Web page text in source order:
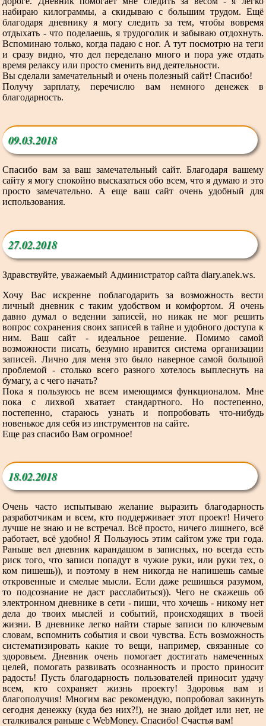
набираю килограммы, а скидываю с большим трудом. Ещё
благодаря дневнику я могу следить за тем, чтобы вовремя
отдыхать - что поделаешь, я трудоголик и забываю отдохнуть.
Вспоминаю только, когда падаю с ног. А тут посмотрю на теги
и сразу видно, что дел переделано много и пора уже отдать
время релаксу или просто сменить вид деятельности.
Вы сделали замечательный и очень полезный сайт! Спасибо!
Получу зарплату, перечислю вам немного денежек в
благодарность.
09.03.2018
Спасибо вам за ваш замечательный сайт. Благодаря вашему
сайту я могу спокойно высказаться обо всем, что я думаю и это
просто замечательно. А еще ваш сайт очень удобный для
использования.
27.02.2018
Здравствуйте, уважаемый Администратор сайта diary.anek.ws.
Хочу Вас искренне поблагодарить за возможность вести
личный дневник с таким удобством и комфортом. Я очень
давно думал о ведении записей, но никак не мог решить
вопрос сохранения своих записей в тайне и удобного доступа к
ним. Ваш сайт - идеальное решение. Помимо самой
возможности писать, безумно нравится система организации
записей. Лично для меня это было наверное самой большой
проблемой - столько всего разного хотелось выплеснуть на
бумагу, а с чего начать?
Пока я пользуюсь не всем имеющимся функционалом. Мне
пока с лихвой хватает стандартного. Но постепенно,
постепенно, стараюсь узнать и попробовать что-нибудь
новенькое для себя из инструментов на сайте.
Еще раз спасибо Вам огромное!
18.02.2018
Очень часто испытываю желание выразить благодарность
разработчикам и всем, кто поддерживает этот проект! Ничего
лучше не знаю и не встречал. Всё просто, ничего лишнего, всё
работает, всё удобно! Я Пользуюсь этим сайтом уже три года.
Раньше вел дневник карандашом в записных, но всегда есть
риск того, что записи попадут в чужие руки, или руки тех, о
ком пишешь)), и поэтому в нем никогда не напишешь самые
откровенные и смелые мысли. Если даже решишься разумом,
то подсознание не даст расслабиться)). Чего не скажешь об
электронном дневнике в сети - пиши, что хочешь - никому нет
дела до твоих мыслей и событий, происходящих в твоей
жизни. В дневнике легко найти старые записи по ключевым
словам, вспомнить события и свои чувства. Есть возможность
систематизировать какие то вещи, например, связанные со
здоровьем. Дневник очень помогает достигать намеченных
целей, помогать развивать осознанность и просто приносит
радость! Пусть благодарность пользователей приносит удачу
всем, кто сохраняет жизнь проекту! Здоровья вам и
благополучия! Многим вас рекомендую, попробовал закинуть
сегодня денежку (куда без них?!), не знаю дойдет или нет, не
сталкивался раньше с WebMoney. Спасибо! Счастья вам!